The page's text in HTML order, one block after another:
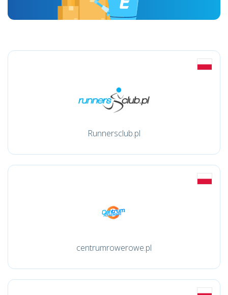
Runnersclub.pl
centrumrowerowe.pl